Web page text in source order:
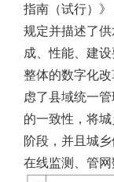
指南（试行）
规定并描述了
成、性能、建
整体的数字化
虑了县域统一
的一致性，将
阶段，并且城
在线监测、管网